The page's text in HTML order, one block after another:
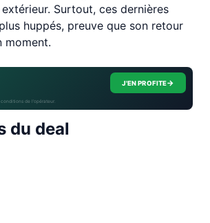
Surtout, ces dernières
huppés, preuve que son retour
moment.
J'EN PROFITE→
de l’opérateur.
du deal